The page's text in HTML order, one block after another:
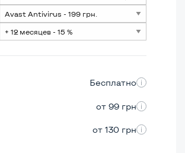
Бесплатно
от 99 грн
от 130 грн